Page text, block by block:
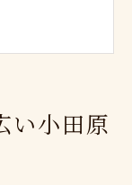
小田原に住
小田原に住
い小田原